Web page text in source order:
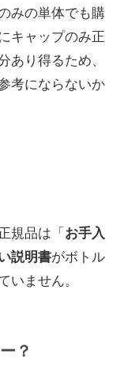
みの単体でも購
キャップのみ正
あり得るため、
考にならないか
規品は「 お手入
説明書がボトル
いません。
？